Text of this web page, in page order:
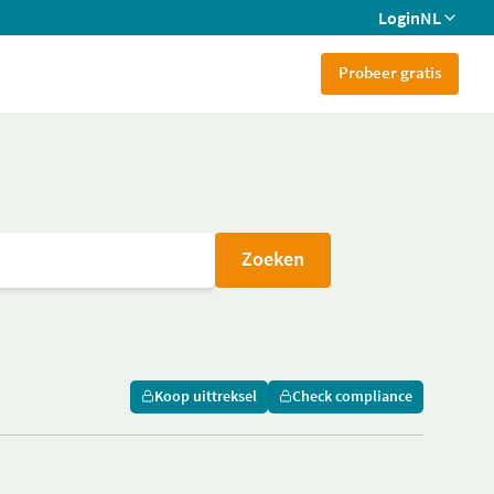
LoginNL
Probeer gratis
Zoeken
Koop uittreksel Check compliance